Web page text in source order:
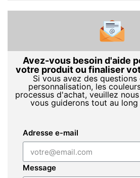
Avez-vous besoin d'aide
votre produit ou finaliser
Si vous avez des
personnalisation, les
processus d'achat, veuillez
vous guiderons tout au long
Adresse e-mail
Message